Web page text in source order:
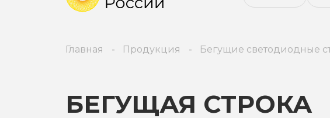
Главная Продукция Бегущие светодиодные
БЕГУЩАЯ СТРОКА